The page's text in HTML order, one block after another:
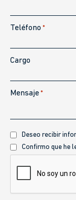
Teléfono *
Cargo
Mensaje *
Recibir
información
Deseo recibir
Política
de
privacidad
Confirmo que he